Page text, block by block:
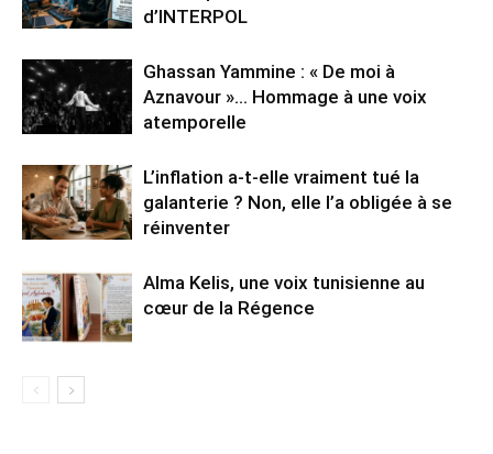
d’INTERPOL
Ghassan Yammine : « De moi à
Aznavour »… Hommage à une voix
atemporelle
L’inflation a-t-elle vraiment tué la
galanterie ? Non, elle l’a obligée à se
réinventer
Alma Kelis, une voix tunisienne au
cœur de la Régence